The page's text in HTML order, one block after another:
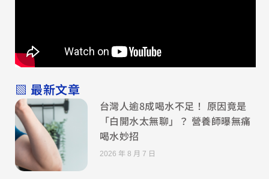
▧ 最新文章
台灣人逾8成喝水不足！ 原因竟是
「白開水太無聊」？ 營養師曝無痛
喝水妙招
2026 年 8 月 7 日